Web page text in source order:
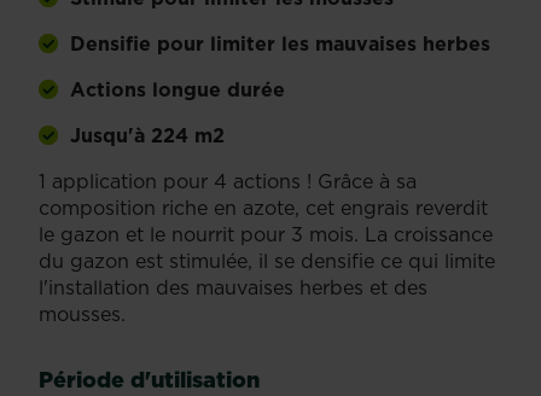
Densifie pour limiter les mauvaises herbes
Actions longue durée
Jusqu'à 224 m2
1 application pour 4 actions ! Grâce à sa
composition riche en azote, cet engrais reverdit
le gazon et le nourrit pour 3 mois. La croissance
du gazon est stimulée, il se densifie ce qui limite
l'installation des mauvaises herbes et des
mousses.
Période d'utilisation